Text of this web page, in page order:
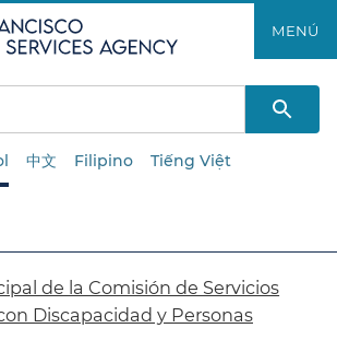
al
contenido
principal​​
MENÚ​​
中文 Filipino Tiếng Việt
de la Comisión de Servicios
Discapacidad y Personas